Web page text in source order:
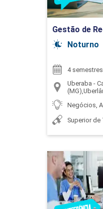
Gestão de
Noturno
4 semestres
Uberaba -
Negócios,
Superior
Ir